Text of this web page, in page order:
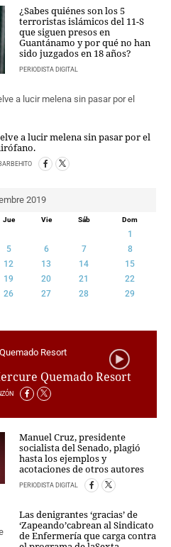
¿Sabes quiénes son los 5
terroristas islámicos del 11-S
que siguen presos en
Guantánamo y por qué no han
sido juzgados en 18 años?
PERIODISTA DIGITAL
a lucir melena sin pasar por el
2019
Jue Vie Sáb Dom
1
5 6 7
8
12 13 14
15
19 20 21
22
26 27 28
29
Quemado Resort
Manuel Cruz, presidente
socialista del Senado, plagió
hasta los ejemplos y
acotaciones de otros autores
PERIODISTA DIGITAL
Las denigrantes ‘gracias’ de
‘Zapeando’cabrean al Sindicato
de Enfermería que carga contra